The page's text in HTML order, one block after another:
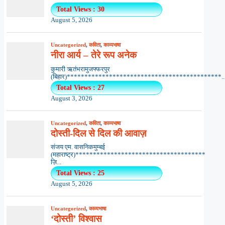
Total Views : 30
August 5, 2026
Uncategorized,कविता,काव्यभाषा
नीरा आर्य – तेरे रूप अनेक
कुमारी ऋतंभरामुजफ्फरपुर
Total Views : 27
August 3, 2026
Uncategorized,कविता,काव्यभाषा
दोस्ती-दिल से दिल की आवाज़
संजय एम. वासनिकमुम्बई
(महाराष्ट्र)*************************************
ज़ि...
Total Views : 25
August 5, 2026
Uncategorized,काव्यभाषा
‘दोस्ती’ विश्वास